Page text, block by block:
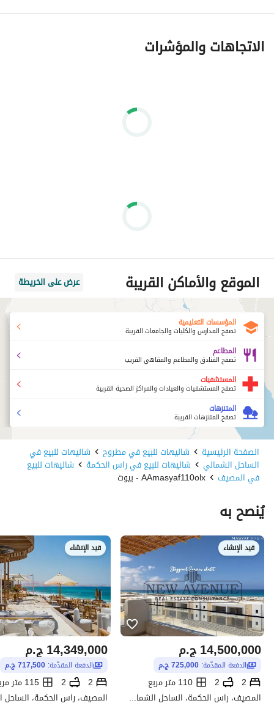
الاتجاهات والمؤشرات
الموقع والأماكن القريبة عرض على الخريطة
المؤسسات التعليمية
تصفح المدارس والكليات والجامعات القريبة
المطاعم
تصفح الفنادق والمطاعم والمقاهي القريب
المستشفيات
تصفح المستشفيات والعيادات والمراكز الصحية القريبة
المتنزهات
تصفح المتنزهات القريبة
الصفحة الرئيسية شاليهات للبيع في مطروح شاليهات للبيع في
الساحل الشمالي شاليهات للبيع في راس الحكمة شاليهات للبيع
في المصيف AAmasyaf110olx - بيوت
يُنصح به
قيد الإنشاء
ج.م14,500,000
الدفعة المقدّمة: 725,000 ج.م
2
2
110 متر مربع
المصيف، راس الحكمة، الساحل الشمالي، مطروح
قيد الإنشاء
ج.م14,349,000
الدفعة المقدّمة: 717,500 ج.م
2
2 115 متر مربع